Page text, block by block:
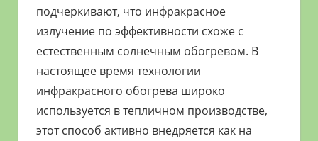
подчеркивают, что инфракрасное
излучение по эффективности схоже с
естественным солнечным обогревом. В
настоящее время технологии
инфракрасного обогрева широко
используется в тепличном производстве,
этот способ активно внедряется как на